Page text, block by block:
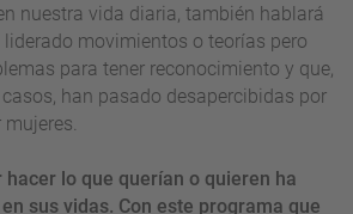
nuestra vida diaria, también hablará
liderado movimientos o teorías pero
para tener reconocimiento y que,
han pasado desapercibidas por
mujeres.
hacer lo que querían o quieren ha
sus vidas. Con este programa que